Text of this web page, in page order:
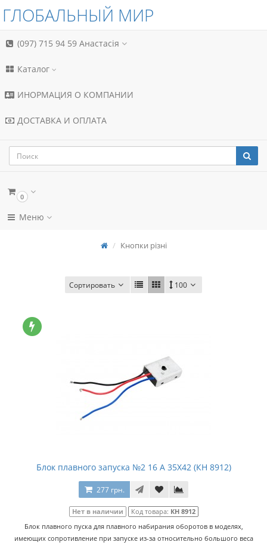
ГЛОБАЛЬНЫЙ МИР
(097) 715 94 59 Анастасія
Каталог
ИНОРМАЦИЯ О КОМПАНИИ
ДОСТАВКА И ОПЛАТА
0
Меню
Кнопки різні
Сортировать 100
Блок плавного запуска №2 16 А 35Х42 (КН 8912)
277 грн.
Нет в наличии Код товара: КН 8912
Блок плавного пуска для плавного набирания оборотов в моделях,
имеющих сопротивление при запуске из-за относительно большого веса